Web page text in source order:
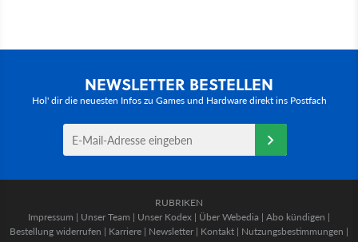
NEWSLETTER BESTELLEN
Hol' dir die neuesten Infos zu Games und Hardware direkt ins Postfach
RUBRIKEN
Impressum | Unser Team | Unser Kodex | Über Webedia | Abo kündigen |
Bestellung widerrufen | Karriere | Newsletter | Kontakt | Nutzungsbestimmungen |